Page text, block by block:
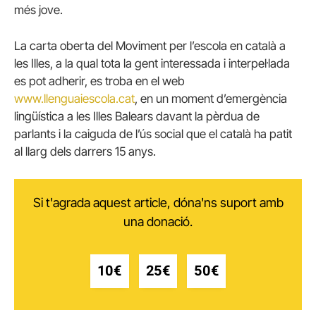
més jove.
La carta oberta del Moviment per l’escola en català a
les Illes, a la qual tota la gent interessada i interpel·lada
es pot adherir, es troba en el web
www.llenguaiescola.cat, en un moment d’emergència
lingüística a les Illes Balears davant la pèrdua de
parlants i la caiguda de l’ús social que el català ha patit
al llarg dels darrers 15 anys.
Si t'agrada aquest article, dóna'ns suport amb
una donació.
10€ 25€ 50€